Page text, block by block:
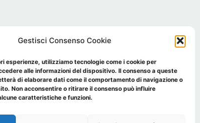
Gestisci Consenso Cookie
esperienze, utilizziamo tecnologie come i cookie per
alle informazioni del dispositivo. Il consenso a queste
di elaborare dati come il comportamento di navigazione o
Non acconsentire o ritirare il consenso può influire
caratteristiche e funzioni.
Policy - Cookie policy